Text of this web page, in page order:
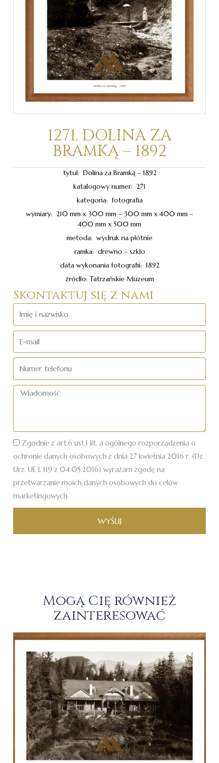
1271. DOLINA ZA
BRAMKĄ – 1892
tytuł: Dolina za Bramką – 1892
katalogowy numer: 271
kategoria: fotografia
wymiary: 210 mm x 300 mm – 300 mm x 400 mm –
400 mm x 500 mm
metoda: wydruk na płótnie
ramka: drewno – szkło
data wykonania fotografii: 1892
źródło: Tatrzańskie Muzeum
Skontaktuj się z nami
i
mail
telefonu
Wiadomość
Zgodnie z art.6 ust.1 lit. a ogólnego rozporządzenia o
ochronie danych osobowych z dnia 27 kwietnia 2016 r. (Dz.
Urz. UE L 119 z 04.05.2016) wyrażam zgodę na
przetwarzanie moich danych osobowych do celów
marketingowych.
WYŚLIJ
Mogą Cię również
zainteresować